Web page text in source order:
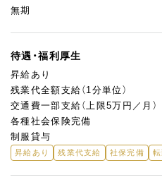
無期
待遇・福利厚生
昇給あり
残業代全額支給（1分単位）
交通費一部支給（上限5万円／月）
各種社会保険完備
制服貸与
昇給あり 残業代支給 社保完備